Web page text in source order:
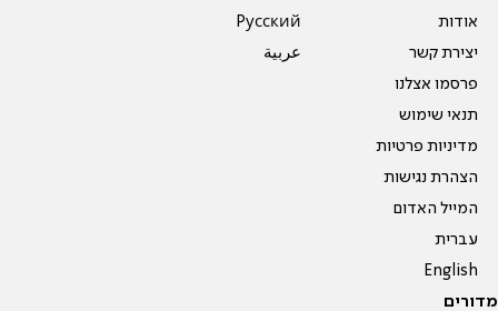
אודות
יצירת קשר
פרסמו אצלנו
תנאי שימוש
מדיניות פרטיות
הצהרת נגישות
המייל האדום
עברית
English
Pусский
عربية
מדורים